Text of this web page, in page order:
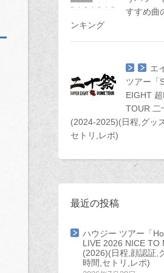
すすめ曲
ンキング
エ
ツアー「
EIGHT
TOUR 二
(2024-2025)(日程,グッ
セトリ,レポ)
最近の投稿
ハウジー ツアー「
LIVE 2026 NICE TO
(2026)(日程,顔認証,
時間,セトリ,レポ)